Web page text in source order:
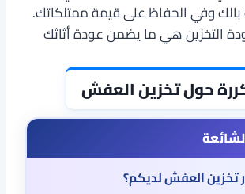
بالك وفي الحفاظ على قيمة ممتلكاتك.
التخزين هي ما يضمن عودة أثاثك
حول تخزين العفش
تخزين العفش لديكم؟